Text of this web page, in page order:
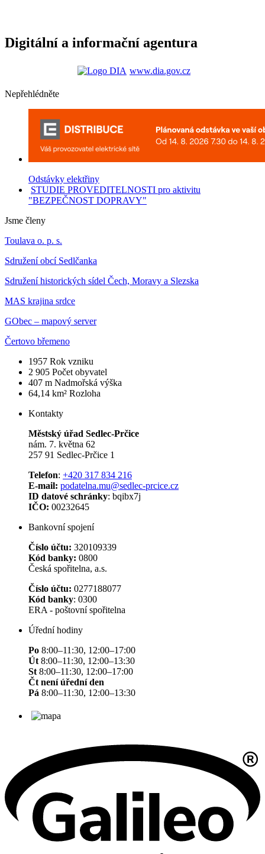
Digitální a informační agentura
www.dia.gov.cz
Nepřehlédněte
Odstávky elektřiny
STUDIE PROVEDITELNOSTI pro aktivitu
"BEZPEČNOST DOPRAVY"
Jsme členy
Toulava o. p. s.
Sdružení obcí Sedlčanka
Sdružení historických sídel Čech, Moravy a Slezska
MAS krajina srdce
GObec – mapový server
Čertovo břemeno
1957 Rok vzniku
2 905 Počet obyvatel
407 m Nadmořská výška
64,14 km² Rozloha
Kontakty
Městský úřad Sedlec-Prčice
nám. 7. května 62
257 91 Sedlec-Prčice 1
Telefon: +420 317 834 216
E-mail: podatelna.mu@sedlec-prcice.cz
ID datové schránky: bqibx7j
IČO: 00232645
Bankovní spojení
Číslo účtu: 320109339
Kód banky: 0800
Česká spořitelna, a.s.
Číslo účtu: 0277188077
Kód banky: 0300
ERA - poštovní spořitelna
Úřední hodiny
Po 8:00–11:30, 12:00–17:00
Út 8:00–11:30, 12:00–13:30
St 8:00–11:30, 12:00–17:00
Čt není úřední den
Pá 8:00–11:30, 12:00–13:30